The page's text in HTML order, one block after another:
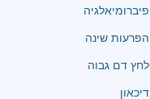
פיברומיאלגיה
הפרעות שינה
לחץ דם גבוה
דיכאון